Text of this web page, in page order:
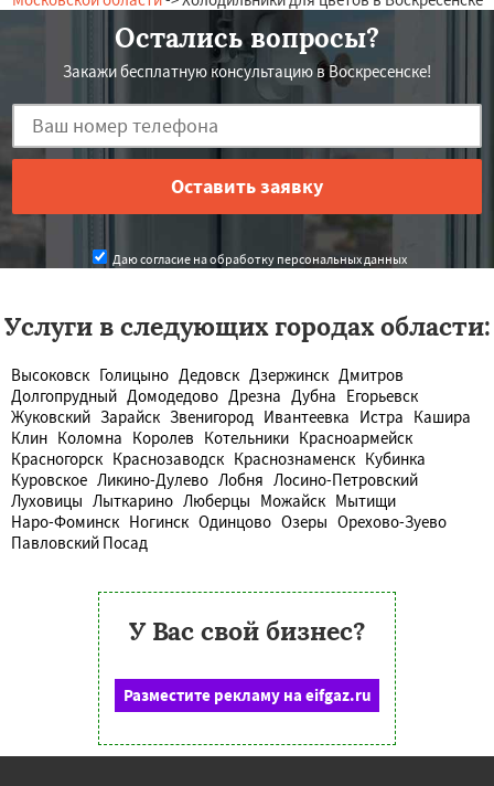
Остались вопросы?
Закажи бесплатную консультацию в Воскресенске!
Даю согласие на обработку персональных данных
Услуги в следующих городах области:
Высоковск Голицыно Дедовск Дзержинск Дмитров
Долгопрудный Домодедово Дрезна Дубна Егорьевск
Жуковский Зарайск Звенигород Ивантеевка Истра Кашира
Клин Коломна Королев Котельники Красноармейск
Красногорск Краснозаводск Краснознаменск Кубинка
Куровское Ликино-Дулево Лобня Лосино-Петровский
Луховицы Лыткарино Люберцы Можайск Мытищи
Наро-Фоминск Ногинск Одинцово Озеры Орехово-Зуево
Павловский Посад
У Вас свой бизнес?
Разместите рекламу на eifgaz.ru